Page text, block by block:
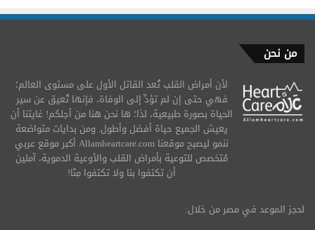
من نحن
لأن أمراض القلب تُعد القاتل الأول على مستوى العالم؛
فهي حتى إن لم تؤدِّ إلى الوفاة، فإنها تُعيق عن سير
الحياة بصورة طبيعية، لذا؛ ها نحن هنا من أجلكم! غايتنا أن
يعيش الجميع حياة أفضل وأطول. ومن بدايات متواضعة
ننمو ليصبح موقعنا Allamheartcare.com أكبر موقع عربي
مُتخصص للتوعية بأمراض القلب والأوعية الدموية، آملين
أن تكتفوا بنا ولا تكتفوا مِنّا!
لحجز الموعد في مصر من خلال: